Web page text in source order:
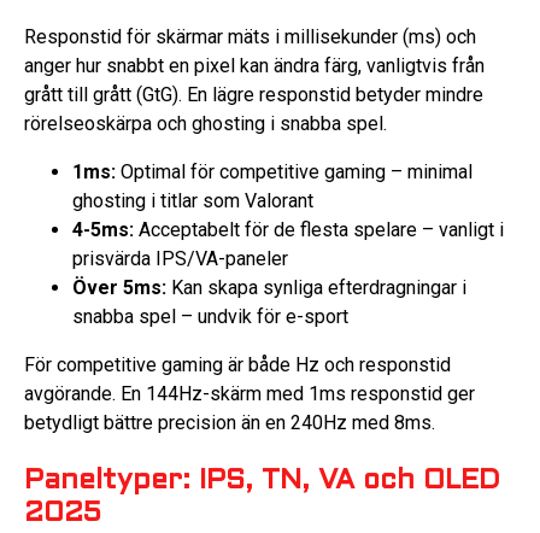
Responstid för skärmar mäts i millisekunder (ms) och
anger hur snabbt en pixel kan ändra färg, vanligtvis från
grått till grått (GtG). En lägre responstid betyder mindre
rörelseoskärpa och ghosting i snabba spel.
1ms: Optimal för competitive gaming – minimal
ghosting i titlar som Valorant
4-5ms: Acceptabelt för de flesta spelare – vanligt i
prisvärda IPS/VA-paneler
Över 5ms: Kan skapa synliga efterdragningar i
snabba spel – undvik för e-sport
För competitive gaming är både Hz och responstid
avgörande. En 144Hz-skärm med 1ms responstid ger
betydligt bättre precision än en 240Hz med 8ms.
Paneltyper: IPS, TN, VA och OLED
2025